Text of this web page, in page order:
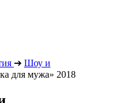
➔ Шоу и
для мужа» 2018